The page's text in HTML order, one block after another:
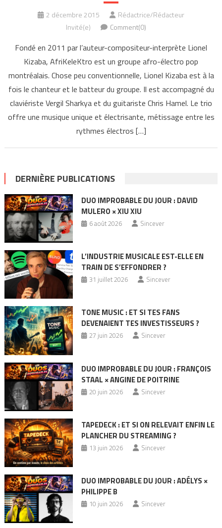
2 décembre 2015
Rédactrice/Rédacteur
Invité(e)
Comment(0)
Fondé en 2011 par l’auteur-compositeur-interprète Lionel
Kizaba, AfriKeleKtro est un groupe afro-électro pop
montréalais. Chose peu conventionnelle, Lionel Kizaba est à la
fois le chanteur et le batteur du groupe. Il est accompagné du
claviériste Vergil Sharkya et du guitariste Chris Hamel. Le trio
offre une musique unique et électrisante, métissage entre les
rythmes électros […]
DERNIÈRE PUBLICATIONS
DUO IMPROBABLE DU JOUR : DAVID
MULERO × XIU XIU
6 août 2026 Sincever
L’INDUSTRIE MUSICALE EST-ELLE EN
TRAIN DE S’EFFONDRER ?
31 juillet 2026 Sincever
TONE MUSIC : ET SI TES FANS
DEVENAIENT TES INVESTISSEURS ?
27 juin 2026 Sincever
DUO IMPROBABLE DU JOUR : FRANÇOIS
STAAL × ANGINE DE POITRINE
20 juin 2026 Sincever
TAPEDECK : ET SI ON RELEVAIT ENFIN LE
PLANCHER DU STREAMING ?
13 juin 2026 Sincever
DUO IMPROBABLE DU JOUR : ADÉLYS ×
PHILIPPE B
10 juin 2026 Sincever